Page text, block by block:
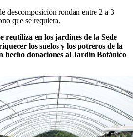
descomposición rondan entre 2 a 3
que se requiera.
reutiliza en los jardines de la Sede
los suelos y los potreros de la
hecho donaciones al Jardín Botánico